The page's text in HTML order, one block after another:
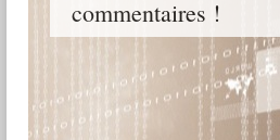
commentaires !